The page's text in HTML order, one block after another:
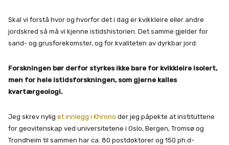
Skal vi forstå hvor og hvorfor det i dag er kvikkleire eller andre
jordskred så må vi kjenne istidshistorien. Det samme gjelder for
sand- og grusforekomster, og for kvaliteten av dyrkbar jord.
Forskningen bør derfor styrkes ikke bare for kvikkleire isolert,
men for hele istidsforskningen, som gjerne kalles
kvartærgeologi.
Jeg skrev nylig et innlegg i Khrono der jeg påpekte at instituttene
for geovitenskap ved universitetene i Oslo, Bergen, Tromsø og
Trondheim til sammen har ca. 80 postdoktorer og 150 ph.d-